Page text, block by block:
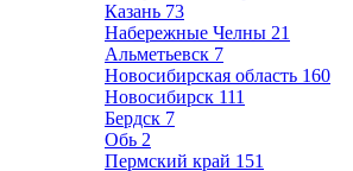
Казань 73
Набережные Челны 21
Альметьевск 7
Новосибирская область 160
Новосибирск 111
Бердск 7
Обь 2
Пермский край 151